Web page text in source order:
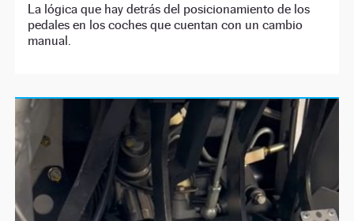
La lógica que hay detrás del posicionamiento de los
pedales en los coches que cuentan con un cambio
manual.